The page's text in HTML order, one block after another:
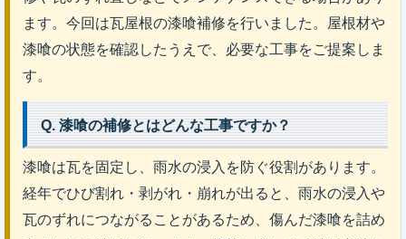
ます。今回は瓦屋根の漆喰補修を行いました。屋根材や
漆喰の状態を確認したうえで、必要な工事をご提案しま
す。
Q. 漆喰の補修とはどんな工事ですか？
漆喰は瓦を固定し、雨水の浸入を防ぐ役割があります。
経年でひび割れ・剥がれ・崩れが出ると、雨水の浸入や
瓦のずれにつながることがあるため、傷んだ漆喰を詰め